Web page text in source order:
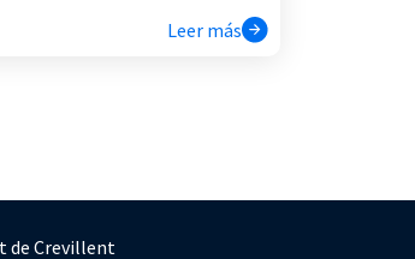
Leer más
de Crevillent